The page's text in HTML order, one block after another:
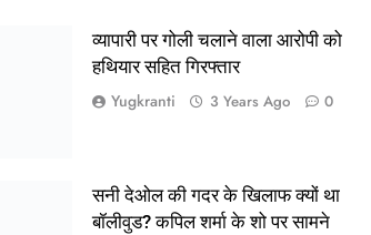
व्यापारी पर गोली चलाने वाला आरोपी को
हथियार सहित गिरफ्तार
Yugkranti 3 Years Ago 0
सनी देओल की गदर के खिलाफ क्यों था
बॉलीवुड? कपिल शर्मा के शो पर सामने